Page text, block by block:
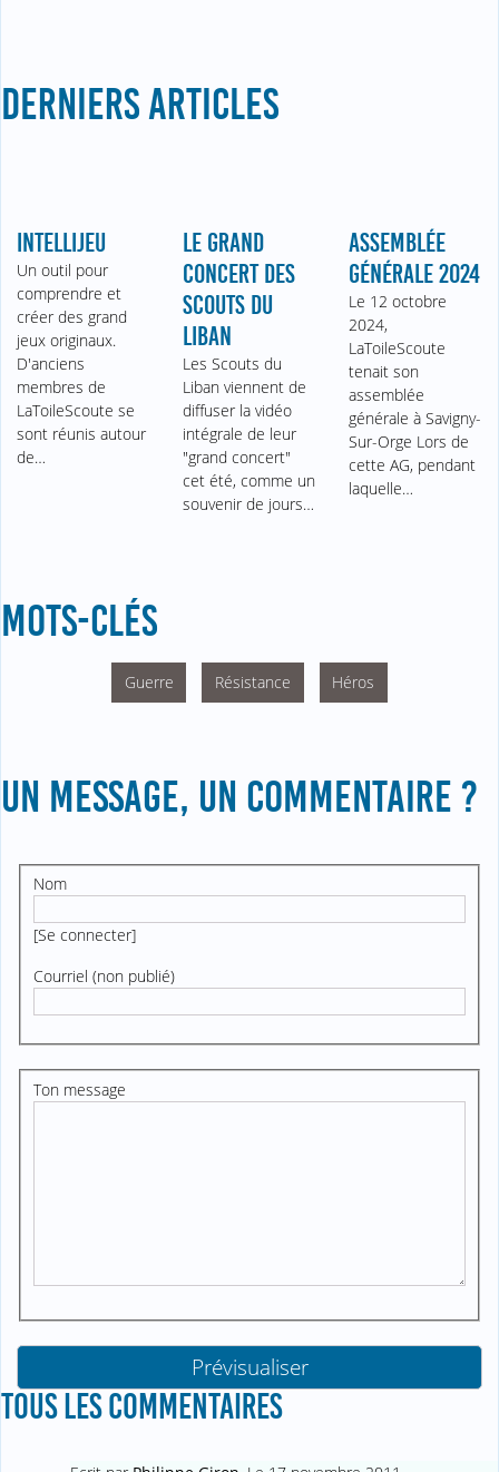
DERNIERS ARTICLES
INTELLIJEU
Un outil pour
comprendre et
créer des grand
jeux originaux.
D'anciens
membres de
LaToileScoute se
sont réunis autour
de…
LE GRAND
CONCERT DES
SCOUTS DU
LIBAN
Les Scouts du
Liban viennent de
diffuser la vidéo
intégrale de leur
"grand concert"
cet été, comme un
souvenir de jours…
ASSEMBLÉE
GÉNÉRALE 2024
Le 12 octobre
2024,
LaToileScoute
tenait son
assemblée
générale à Savigny-
Sur-Orge Lors de
cette AG, pendant
laquelle…
MOTS-CLÉS
Guerre Résistance Héros
UN MESSAGE, UN COMMENTAIRE ?
Nom
[Se connecter]
Courriel (non publié)
Ton message
TOUS LES COMMENTAIRES